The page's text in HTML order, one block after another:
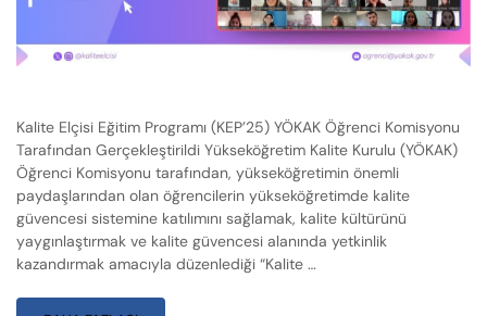
Kalite Elçisi Eğitim Programı (KEP’25) YÖKAK Öğrenci Komisyonu
Tarafından Gerçekleştirildi Yükseköğretim Kalite Kurulu (YÖKAK)
Öğrenci Komisyonu tarafından, yükseköğretimin önemli
paydaşlarından olan öğrencilerin yükseköğretimde kalite
güvencesi sistemine katılımını sağlamak, kalite kültürünü
yaygınlaştırmak ve kalite güvencesi alanında yetkinlik
kazandırmak amacıyla düzenlediği “Kalite …